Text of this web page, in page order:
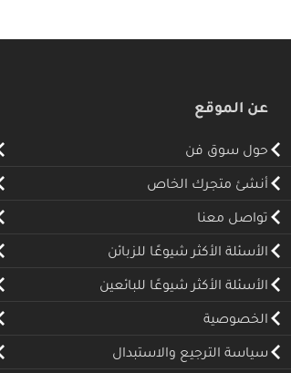
عن الموقع
حول سوق فن
أنشئ متجرك الخاص
تواصل معنا
الأسئلة الأكثر شيوعًا للزبائن
الأسئلة الأكثر شيوعًا للبائعين
الخصوصية
سياسة الترجيع والاستبدال